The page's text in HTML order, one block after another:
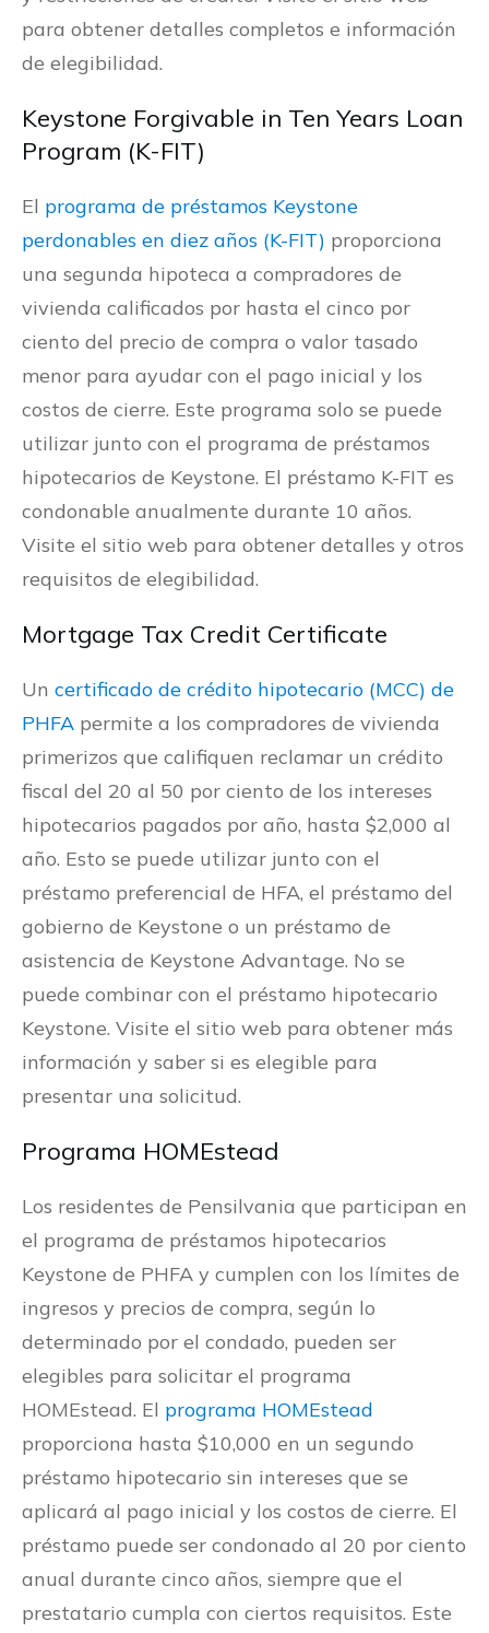
para obtener detalles completos e información
de elegibilidad.
Keystone Forgivable in Ten Years Loan
Program (K-FIT)
El programa de préstamos Keystone
perdonables en diez años (K-FIT) proporciona
una segunda hipoteca a compradores de
vivienda calificados por hasta el cinco por
ciento del precio de compra o valor tasado
menor para ayudar con el pago inicial y los
costos de cierre. Este programa solo se puede
utilizar junto con el programa de préstamos
hipotecarios de Keystone. El préstamo K-FIT es
condonable anualmente durante 10 años.
Visite el sitio web para obtener detalles y otros
requisitos de elegibilidad.
Mortgage Tax Credit Certificate
Un certificado de crédito hipotecario (MCC) de
PHFA permite a los compradores de vivienda
primerizos que califiquen reclamar un crédito
fiscal del 20 al 50 por ciento de los intereses
hipotecarios pagados por año, hasta $2,000 al
año. Esto se puede utilizar junto con el
préstamo preferencial de HFA, el préstamo del
gobierno de Keystone o un préstamo de
asistencia de Keystone Advantage. No se
puede combinar con el préstamo hipotecario
Keystone. Visite el sitio web para obtener más
información y saber si es elegible para
presentar una solicitud.
Programa HOMEstead
Los residentes de Pensilvania que participan en
el programa de préstamos hipotecarios
Keystone de PHFA y cumplen con los límites de
ingresos y precios de compra, según lo
determinado por el condado, pueden ser
elegibles para solicitar el programa
HOMEstead. El programa HOMEstead
proporciona hasta $10,000 en un segundo
préstamo hipotecario sin intereses que se
aplicará al pago inicial y los costos de cierre. El
préstamo puede ser condonado al 20 por ciento
anual durante cinco años, siempre que el
prestatario cumpla con ciertos requisitos. Este